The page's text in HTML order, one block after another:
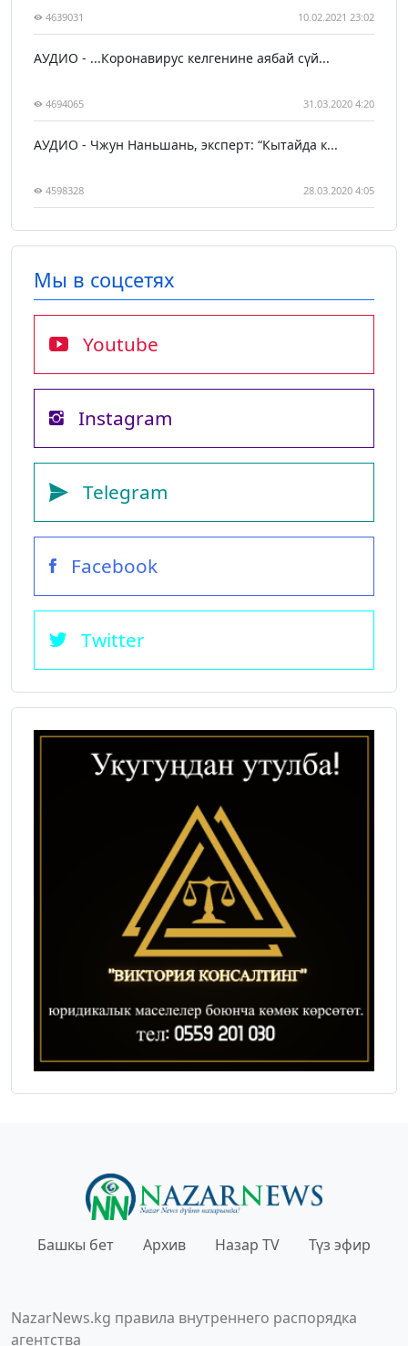
4639031 10.02.2021 23:02
АУДИО - ...Коронавирус келгенине аябай сүй...
4694065 31.03.2020 4:20
АУДИО - Чжун Наньшань, эксперт: “Кытайда к...
4598328 28.03.2020 4:05
Мы в соцсетях
Youtube
Instagram
Telegram
Facebook
Twitter
Башкы бет Архив Назар TV Түз эфир
NazarNews.kg правила внутреннего распорядка
агентства